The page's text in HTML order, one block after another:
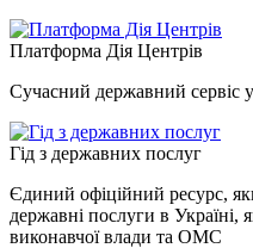
Платформа Дія Центрів
Сучасний державний сервіс
Гід з державних послуг
Єдиний офіційний ресурс,
державні послуги в Україні,
виконавчої влади та ОМС